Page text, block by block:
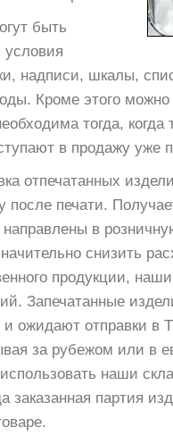
быть
условия
надписи, шкалы,
Кроме этого
тогда, когда
в продажу уже
отпечатанных
после печати.
в
снизить
продукции,
Запечатанные
ожидают отправки в
за рубежом или в
наши
заказанная партия